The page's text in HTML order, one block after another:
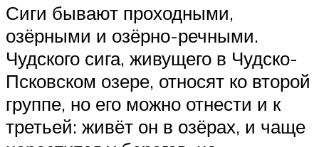
Сиги бывают проходными,
озёрными и озёрно-речными.
Чудского сига, живущего в Чудско-
Псковском озере, относят ко второй
группе, но его можно отнести и к
третьей: живёт он в озёрах, и чаще